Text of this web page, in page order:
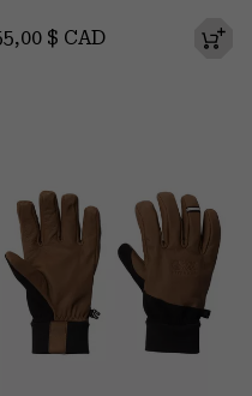
price:
$ CAD